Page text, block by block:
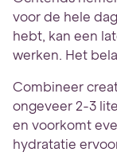
voor de hele
hebt, kan een
werken. Het
Combineer
ongeveer 2-3
en voorkomt
hydratatie